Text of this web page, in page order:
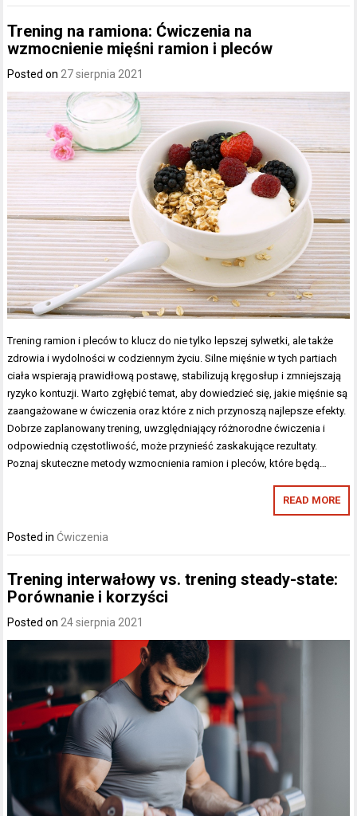
Trening na ramiona: Ćwiczenia na
wzmocnienie mięśni ramion i pleców
Posted on 27 sierpnia 2021
Trening ramion i pleców to klucz do nie tylko lepszej sylwetki, ale także
zdrowia i wydolności w codziennym życiu. Silne mięśnie w tych partiach
ciała wspierają prawidłową postawę, stabilizują kręgosłup i zmniejszają
ryzyko kontuzji. Warto zgłębić temat, aby dowiedzieć się, jakie mięśnie są
zaangażowane w ćwiczenia oraz które z nich przynoszą najlepsze efekty.
Dobrze zaplanowany trening, uwzględniający różnorodne ćwiczenia i
odpowiednią częstotliwość, może przynieść zaskakujące rezultaty.
Poznaj skuteczne metody wzmocnienia ramion i pleców, które będą…
READ MORE
Posted in Ćwiczenia
Trening interwałowy vs. trening steady-state:
Porównanie i korzyści
Posted on24 sierpnia 2021